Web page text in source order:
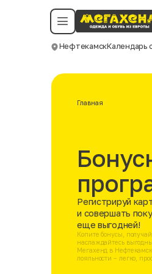
НефтекамскКалендарь
Политика конфиденциальности
©️ Мегахенд 2026. Все права
Смотреть
Главная
Регистрируй
и совершать
еще выгодней!
Копите бонусы,
наслаждайтесь
Мегахенд в
лояльности – легко,